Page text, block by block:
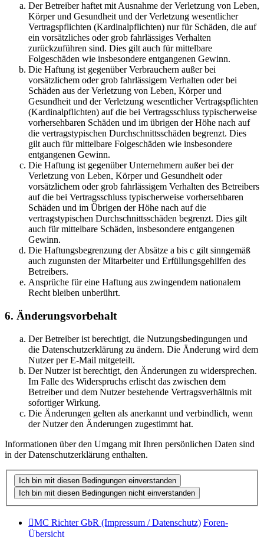
Der Betreiber haftet mit Ausnahme der Verletzung von Leben,
Körper und Gesundheit und der Verletzung wesentlicher
Vertragspflichten (Kardinalpflichten) nur für Schäden, die auf
ein vorsätzliches oder grob fahrlässiges Verhalten
zurückzuführen sind. Dies gilt auch für mittelbare
Folgeschäden wie insbesondere entgangenen Gewinn.
Die Haftung ist gegenüber Verbrauchern außer bei
vorsätzlichem oder grob fahrlässigem Verhalten oder bei
Schäden aus der Verletzung von Leben, Körper und
Gesundheit und der Verletzung wesentlicher Vertragspflichten
(Kardinalpflichten) auf die bei Vertragsschluss typischerweise
vorhersehbaren Schäden und im übrigen der Höhe nach auf
die vertragstypischen Durchschnittsschäden begrenzt. Dies
gilt auch für mittelbare Folgeschäden wie insbesondere
entgangenen Gewinn.
Die Haftung ist gegenüber Unternehmern außer bei der
Verletzung von Leben, Körper und Gesundheit oder
vorsätzlichem oder grob fahrlässigem Verhalten des Betreibers
auf die bei Vertragsschluss typischerweise vorhersehbaren
Schäden und im Übrigen der Höhe nach auf die
vertragstypischen Durchschnittsschäden begrenzt. Dies gilt
auch für mittelbare Schäden, insbesondere entgangenen
Gewinn.
Die Haftungsbegrenzung der Absätze a bis c gilt sinngemäß
auch zugunsten der Mitarbeiter und Erfüllungsgehilfen des
Betreibers.
Ansprüche für eine Haftung aus zwingendem nationalem
Recht bleiben unberührt.
6. Änderungsvorbehalt
Der Betreiber ist berechtigt, die Nutzungsbedingungen und
die Datenschutzerklärung zu ändern. Die Änderung wird dem
Nutzer per E-Mail mitgeteilt.
Der Nutzer ist berechtigt, den Änderungen zu widersprechen.
Im Falle des Widerspruchs erlischt das zwischen dem
Betreiber und dem Nutzer bestehende Vertragsverhältnis mit
sofortiger Wirkung.
Die Änderungen gelten als anerkannt und verbindlich, wenn
der Nutzer den Änderungen zugestimmt hat.
Informationen über den Umgang mit Ihren persönlichen Daten sind
in der Datenschutzerklärung enthalten.
MC Richter GbR (Impressum / Datenschutz) Foren-
Übersicht